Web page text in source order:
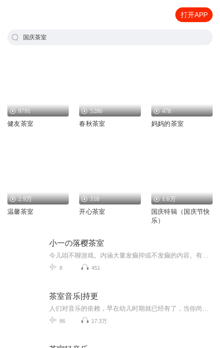
打开APP
国庆茶室
9791
健友茶室
5286
春秋茶室
478
妈妈的茶室
2.9万
温馨茶室
318
开心茶室
1.6万
国庆特辑（国庆节快
乐）
小一の落樱茶室
8 451
茶室音乐|持更
86 17.3万